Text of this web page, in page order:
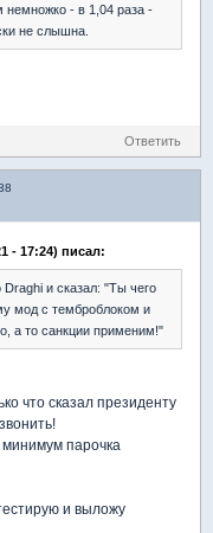
немножко - в 1,04 раза -
не слышна.
Ответить
- 17:24) писал:
и сказал: "Ты чего
мод с темброблоком и
а то санкции применим!"
что сказал президенту
минимум парочка
и выложу